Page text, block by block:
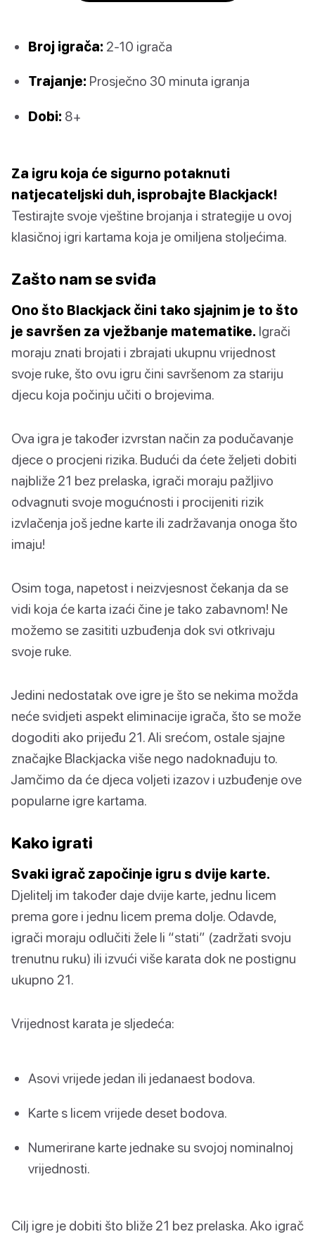
Broj igrača: 2-10 igrača
Trajanje: Prosječno 30 minuta igranja
Dobi: 8+
Za igru koja će sigurno potaknuti
natjecateljski duh, isprobajte Blackjack!
Testirajte svoje vještine brojanja i strategije u ovoj
klasičnoj igri kartama koja je omiljena stoljećima.
Zašto nam se sviđa
Ono što Blackjack čini tako sjajnim je to što
je savršen za vježbanje matematike. Igrači
moraju znati brojati i zbrajati ukupnu vrijednost
svoje ruke, što ovu igru čini savršenom za stariju
djecu koja počinju učiti o brojevima.
Ova igra je također izvrstan način za podučavanje
djece o procjeni rizika. Budući da ćete željeti dobiti
najbliže 21 bez prelaska, igrači moraju pažljivo
odvagnuti svoje mogućnosti i procijeniti rizik
izvlačenja još jedne karte ili zadržavanja onoga što
imaju!
Osim toga, napetost i neizvjesnost čekanja da se
vidi koja će karta izaći čine je tako zabavnom! Ne
možemo se zasititi uzbuđenja dok svi otkrivaju
svoje ruke.
Jedini nedostatak ove igre je što se nekima možda
neće svidjeti aspekt eliminacije igrača, što se može
dogoditi ako prijeđu 21. Ali srećom, ostale sjajne
značajke Blackjacka više nego nadoknađuju to.
Jamčimo da će djeca voljeti izazov i uzbuđenje ove
popularne igre kartama.
Kako igrati
Svaki igrač započinje igru s dvije karte.
Djelitelj im također daje dvije karte, jednu licem
prema gore i jednu licem prema dolje. Odavde,
igrači moraju odlučiti žele li “stati” (zadržati svoju
trenutnu ruku) ili izvući više karata dok ne postignu
ukupno 21.
Vrijednost karata je sljedeća:
Asovi vrijede jedan ili jedanaest bodova.
Karte s licem vrijede deset bodova.
Numerirane karte jednake su svojoj nominalnoj
vrijednosti.
Cilj igre je dobiti što bliže 21 bez prelaska. Ako igrač